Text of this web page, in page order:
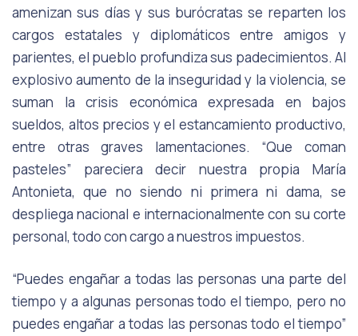
amenizan sus días y sus burócratas se reparten los
cargos estatales y diplomáticos entre amigos y
parientes, el pueblo profundiza sus padecimientos. Al
explosivo aumento de la inseguridad y la violencia, se
suman la crisis económica expresada en bajos
sueldos, altos precios y el estancamiento productivo,
entre otras graves lamentaciones. “Que coman
pasteles” pareciera decir nuestra propia María
Antonieta, que no siendo ni primera ni dama, se
despliega nacional e internacionalmente con su corte
personal, todo con cargo a nuestros impuestos.
“Puedes engañar a todas las personas una parte del
tiempo y a algunas personas todo el tiempo, pero no
puedes engañar a todas las personas todo el tiempo”